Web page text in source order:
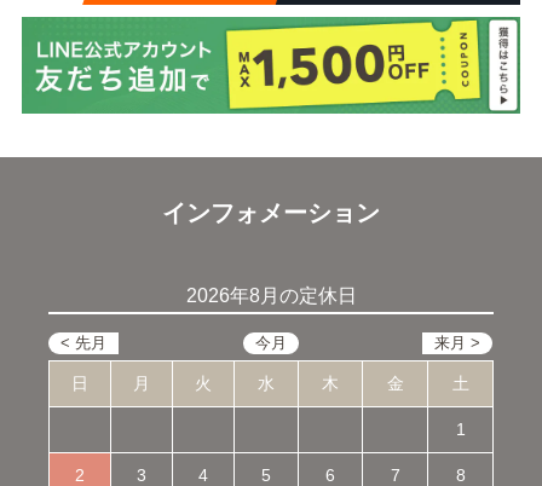
インフォメーション
2026年8月の定休日
日 月 火 水 木 金 土
1
2 3 4 5 6 7 8